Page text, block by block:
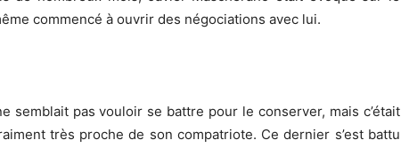
commencé à ouvrir des négociations avec lui.
semblait pas vouloir se battre pour le conserver, mais c’était
très proche de son compatriote. Ce dernier s’est battu